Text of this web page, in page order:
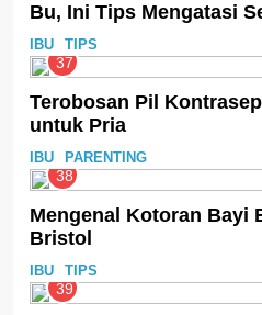
Bu, Ini Tips Mengatasi
IBU TIPS
37
Terobosan Pil
untuk Pria
IBU PARENTING
38
Mengenal Kotoran Bayi
Bristol
IBU TIPS
39